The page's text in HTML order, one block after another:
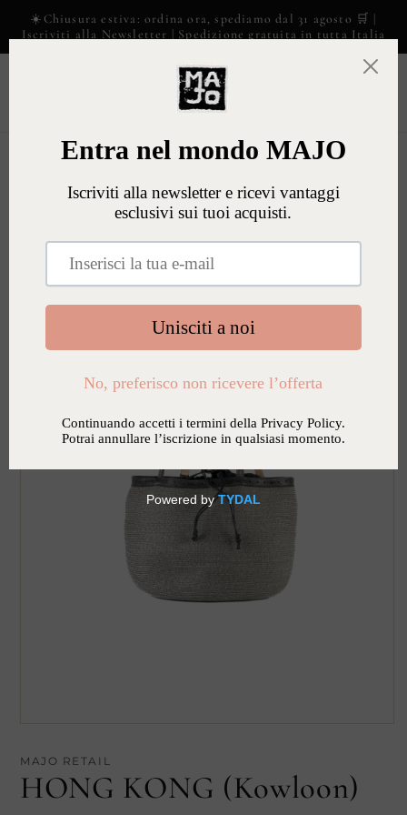
direttamente
ai contenuti
☀️Chiusura estiva: ordina ora, spediamo dal 31 agosto 🛒 |
Iscriviti alla Newsletter | Spedizione gratuita in tutta Italia
Passa alle
informazioni
sul prodotto
MAJO RETAIL
HONG KONG (Kowloon)